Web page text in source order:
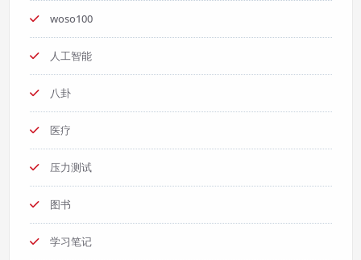
woso100
人工智能
八卦
医疗
压力测试
图书
学习笔记